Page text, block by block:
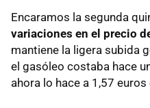
Encaramos la segunda
variaciones en el precio
mantiene la ligera subida
el gasóleo costaba hace
ahora lo hace a 1,57 euros